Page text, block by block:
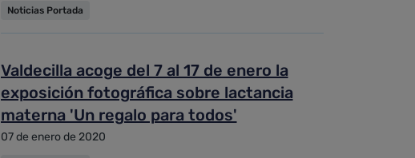
Noticias Portada
Valdecilla acoge del 7 al 17 de enero la
exposición fotográfica sobre lactancia
materna 'Un regalo para todos'
07 de enero de 2020